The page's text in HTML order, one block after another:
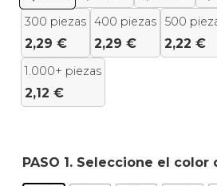
300 piezas
2,29 €
400 piezas
2,29 €
500
2,22 €
1.000+ piezas
2,12 €
PASO 1. Seleccione el